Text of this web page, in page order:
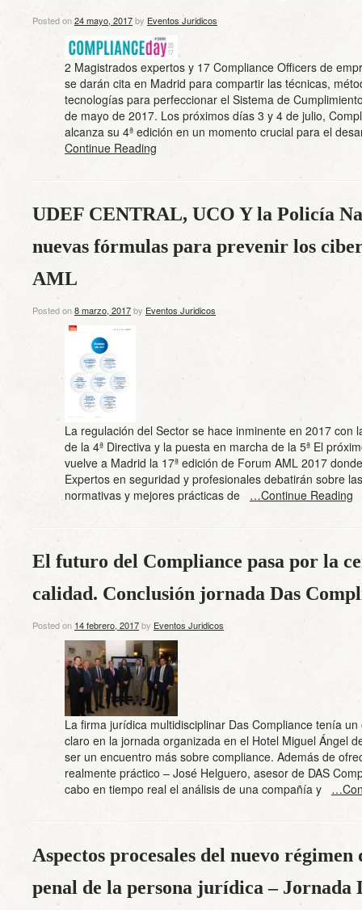
Posted on24 mayo, 2017by Eventos Juridicos
2 Magistrados expertos y 17 Compliance Officers de
se darán cita en Madrid para compartir las técnicas,
tecnologías para perfeccionar el Sistema de
de mayo de 2017. Los próximos días 3 y 4 de julio,
alcanza su 4ª edición en un momento crucial para el
Continue Reading
UDEF CENTRAL, UCO Y la Policía
nuevas fórmulas para prevenir los
AML
Posted on8 marzo, 2017by Eventos Juridicos
La regulación del Sector se hace inminente en 2017 con
de la 4ª Directiva y la puesta en marcha de la 5ª El
vuelve a Madrid la 17ª edición de Forum AML 2017
Expertos en seguridad y profesionales debatirán sobre
normativas y mejores prácticas de …Continue Reading
El futuro del Compliance pasa por la
calidad. Conclusión jornada Das
Posted on 14 febrero, 2017by Eventos Juridicos
La firma jurídica multidisciplinar Das Compliance tenía un
claro en la jornada organizada en el Hotel Miguel Ángel
ser un encuentro más sobre compliance. Además de
realmente práctico – José Helguero, asesor de DAS
cabo en tiempo real el análisis de una compañía y
Aspectos procesales del nuevo
penal de la persona jurídica – Jornada